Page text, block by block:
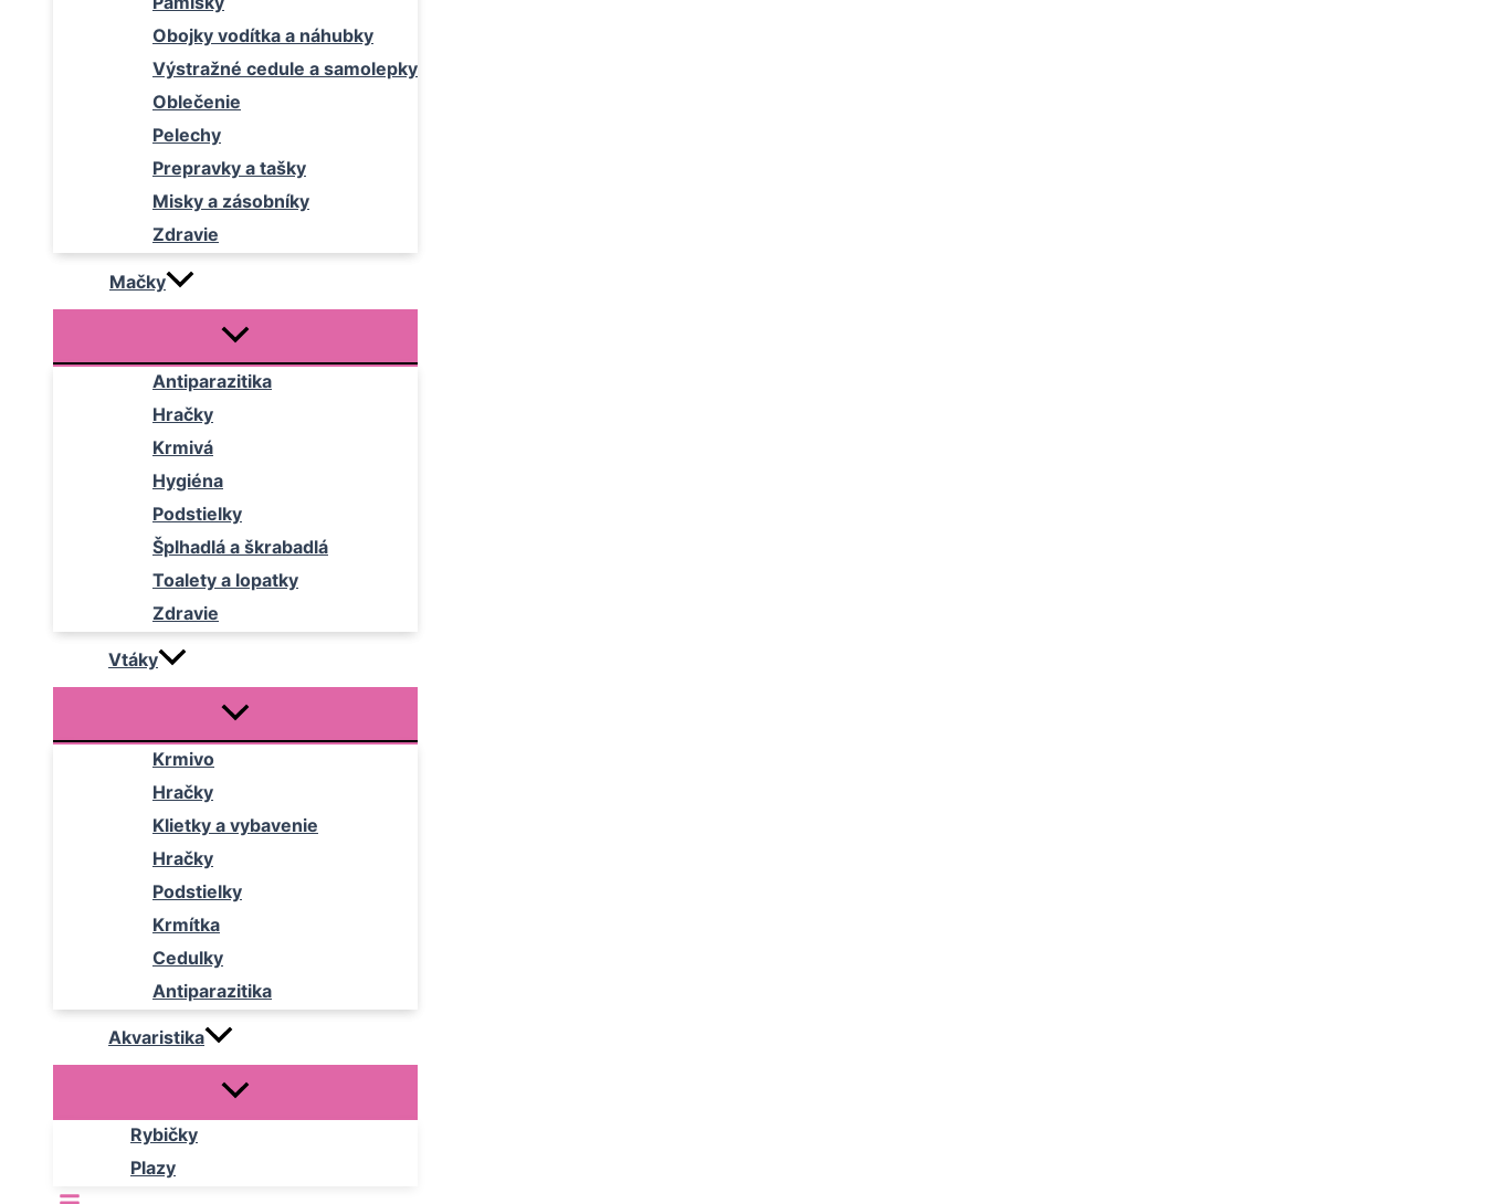
Obojky vodítka a náhubky
Výstražné cedule a samolepky
Oblečenie
Pelechy
Prepravky a tašky
Misky a zásobníky
Zdravie
Mačky
Antiparazitika
Hračky
Krmivá
Hygiéna
Podstielky
Šplhadlá a škrabadlá
Toalety a lopatky
Zdravie
Vtáky
Krmivo
Hračky
Klietky a vybavenie
Hračky
Podstielky
Krmítka
Cedulky
Antiparazitika
Akvaristika
Rybičky
Plazy